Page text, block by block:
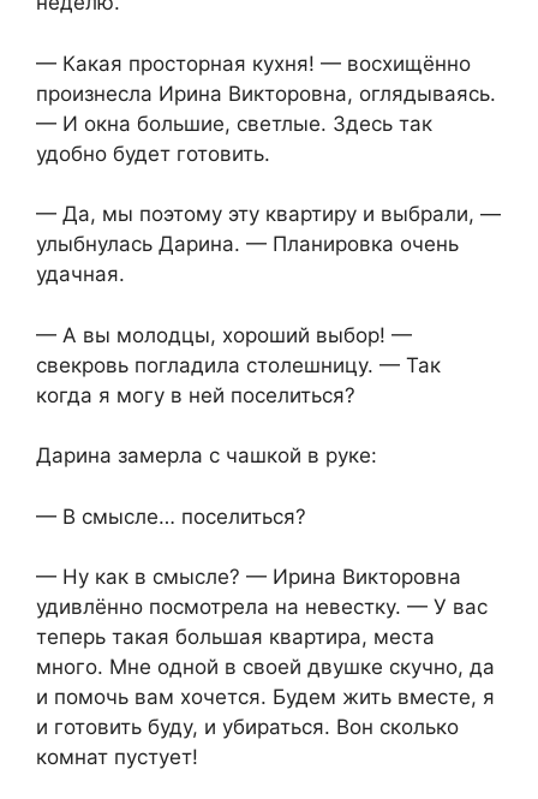
— Какая просторная кухня! — восхищённо
произнесла Ирина Викторовна, оглядываясь.
— И окна большие, светлые. Здесь так
удобно будет готовить.
— Да, мы поэтому эту квартиру и выбрали, —
улыбнулась Дарина. — Планировка очень
удачная.
— А вы молодцы, хороший выбор! —
свекровь погладила столешницу. — Так
когда я могу в ней поселиться?
Дарина замерла с чашкой в руке:
— В смысле… поселиться?
— Ну как в смысле? — Ирина Викторовна
удивлённо посмотрела на невестку. — У вас
теперь такая большая квартира, места
много. Мне одной в своей двушке скучно, да
и помочь вам хочется. Будем жить вместе, я
и готовить буду, и убираться. Вон сколько
комнат пустует!